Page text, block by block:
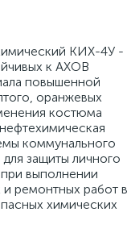
КИХ-4У -
к АХОВ
повышенной
оранжевых
костюма
коммунального
защиты личного
выполнении
ремонтных работ в
химических